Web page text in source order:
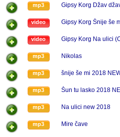
mp3 Gipsy Korg Džav
video Gipsy Korg Šnije še
video Gipsy Korg Na ulici
mp3 Nikolas
mp3 šnije še mi 2018
mp3 Šun tu lasko 2018
mp3 Na ulici new 2018
mp3 Mire čave